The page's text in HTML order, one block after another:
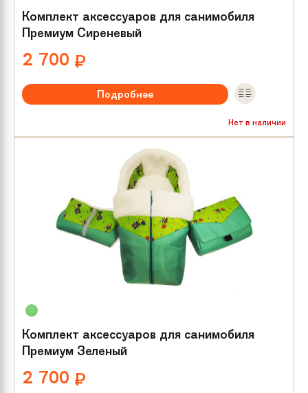
Комплект аксессуаров для санимобиля
Премиум Сиреневый
2 700 ₽
Подробнее
Нет в наличии
Комплект аксессуаров для санимобиля
Премиум Зеленый
2 700 ₽